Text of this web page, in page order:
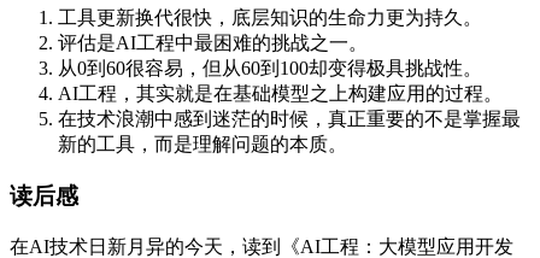
工具更新换代很快，底层知识的生命力更为持久。
评估是AI工程中最困难的挑战之一。
从0到60很容易，但从60到100却变得极具挑战性。
AI工程，其实就是在基础模型之上构建应用的过程。
在技术浪潮中感到迷茫的时候，真正重要的不是掌握最
新的工具，而是理解问题的本质。
读后感
在AI技术日新月异的今天，读到《AI工程：大模型应用开发